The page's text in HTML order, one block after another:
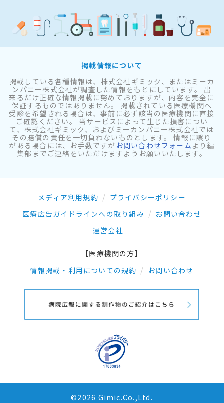
掲載情報について
掲載している各種情報は、株式会社ギミック、またはミーカ
ンパニー株式会社が調査した情報をもとにしています。 出
来るだけ正確な情報掲載に努めておりますが、内容を完全に
保証するものではありません。 掲載されている医療機関へ
受診を希望される場合は、事前に必ず該当の医療機関に直接
ご確認ください。 当サービスによって生じた損害につい
て、株式会社ギミック、およびミーカンパニー株式会社では
その賠償の責任を一切負わないものとします。 情報に誤り
がある場合には、お手数ですが お問い合わせフォーム より編
集部までご連絡をいただけますようお願いいたします。
メディア利用規約
プライバシーポリシー
医療広告ガイドラインへの取り組み
お問い合わせ
運営会社
【医療機関の方】
情報掲載・利用についての規約
お問い合わせ
©2026 Gimic.Co.,Ltd.